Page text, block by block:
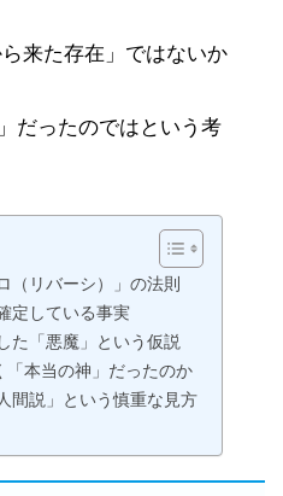
来た存在」ではないか
だったのではという考
（リバーシ）」の法則
定している事実
た「悪魔」という仮説
「本当の神」だったのか
間説」という慎重な見方